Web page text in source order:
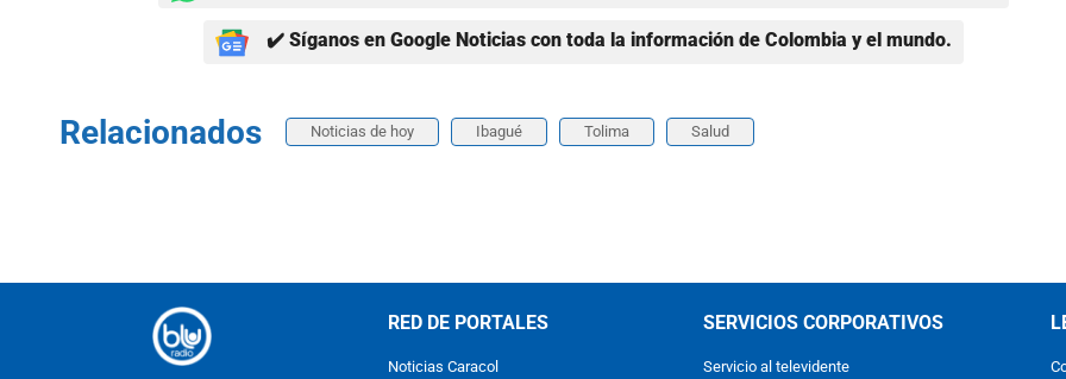
✔️ Síganos en Google Noticias con toda la información de Colombia y el mundo.
Relacionados Noticias de hoy Ibagué Tolima Salud
RED DE PORTALES
Noticias Caracol
SERVICIOS CORPORATIVOS
Servicio al televidente